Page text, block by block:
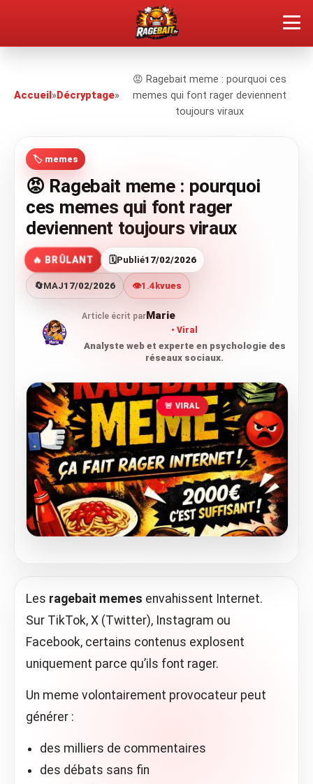
SOUMETTRE SA RAGE
🔥 VOIR LE BUZZ
Accueil » Décryptage»
😡 Ragebait meme : pourquoi ces
memes qui font rager deviennent
toujours viraux
🏷️ memes
😡 Ragebait meme : pourquoi
ces memes qui font rager
deviennent toujours viraux
🔥 BRÛLANT 🗓️Publié17/02/2026
🔄MAJ17/02/2026 👁️1.4kvues
Article écrit parMarie
Viral
Analyste web et experte en psychologie des
réseaux sociaux.
🚨 VIRAL
Les ragebait memes envahissent Internet.
Sur TikTok, X (Twitter), Instagram ou
Facebook, certains contenus explosent
uniquement parce qu’ils font rager.
Un meme volontairement provocateur peut
générer :
des milliers de commentaires
des débats sans fin